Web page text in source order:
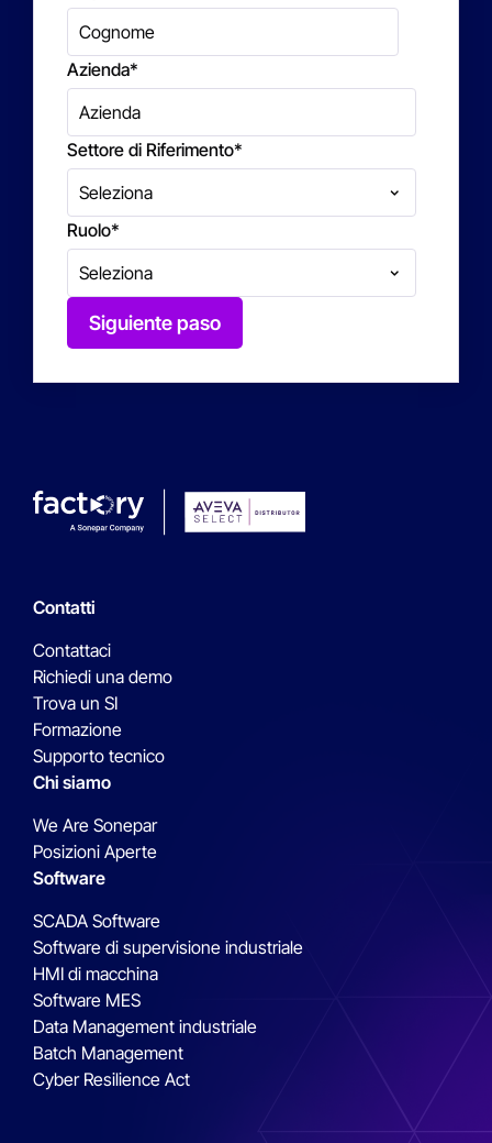
Azienda*
Settore di Riferimento*
Ruolo*
Siguiente paso
Contatti
Contattaci
Richiedi una demo
Trova un SI
Formazione
Supporto tecnico
Chi siamo
We Are Sonepar
Posizioni Aperte
Software
SCADA Software
Software di supervisione industriale
HMI di macchina
Software MES
Data Management industriale
Batch Management
Cyber Resilience Act